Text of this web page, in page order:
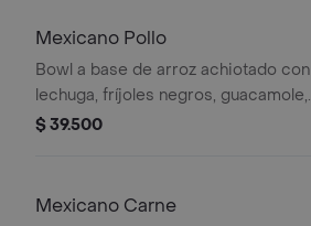
Mexicano Pollo
Bowl a base de arroz achiotado con
lechuga, fríjoles negros, guacamole,
pollo a las hierbas y pico de gallo.
$ 39.500
Mexicano Carne